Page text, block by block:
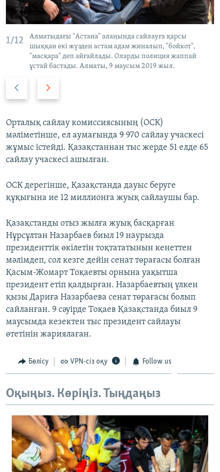
1/12
Алматыдағы "Астана" алаңында сайлауға қарсы
шыққан екі жүзден астам адам жиналып, "бойкот",
"масқара" деп айғайлады. Оларды полиция жаппай
ұстай бастады. Алматы, 9 маусым 2019 жыл.
v
i
o
u
s
l
d
e
t
s
l
i
e
Орталық сайлау комиссиясының (ОСК)
мәліметінше, ел аумағында 9 970 сайлау учаскесі
жұмыс істейді. Қазақстаннан тыс жерде 51 елде 65
сайлау учаскесі ашылған.
ОСК дерегінше, Қазақстанда дауыс беруге
құқығына ие 12 миллионға жуық сайлаушы бар.
Қазақстанды отыз жылға жуық басқарған
Нұрсұлтан Назарбаев биыл 19 наурызда
президенттік өкілетін тоқтататынын кенеттен
мәлімдеп, сол кезге дейін сенат төрағасы болған
Қасым-Жомарт Тоқаевты орнына уақытша
президент етіп қалдырған. Назарбаевтың үлкен
қызы Дариға Назарбаева сенат төрағасы болып
сайланған. 9 сәуірде Тоқаев Қазақстанда биыл 9
маусымда кезектен тыс президент сайлауы
өтетінін жариялаған.
Бөлісу VPN-сіз оқу Follow us
Оқыңыз. Көріңіз. Тыңдаңыз